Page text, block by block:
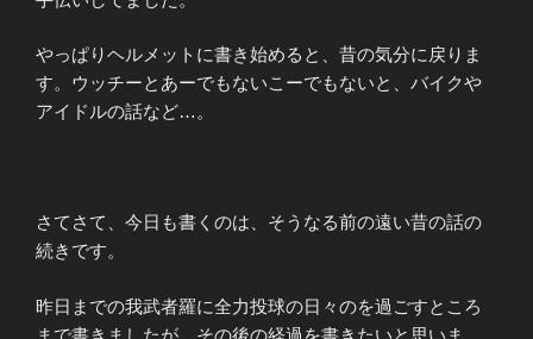
やっぱりヘルメットに書き始めると、昔の気分に戻りま
す。ウッチーとあーでもないこーでもないと、バイクや
アイドルの話など…。
さてさて、今日も書くのは、そうなる前の遠い昔の話の
続きです。
昨日までの我武者羅に全力投球の日々のを過ごすところ
まで書きましたが、その後の経過を書きたいと思いま